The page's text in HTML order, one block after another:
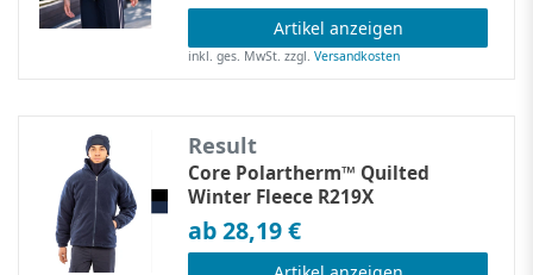
Artikel anzeigen
inkl. ges. MwSt. zzgl.Versandkosten
Result
Core Polartherm™ Quilted
Winter Fleece R219X
ab 28,19 €